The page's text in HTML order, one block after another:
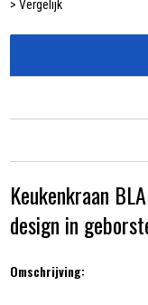
> Vergelijk
Keukenkraan
design in
Omschrijving: